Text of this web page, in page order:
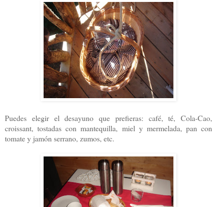
Puedes elegir el desayuno que prefieras: café, té, Cola-Cao,
croissant, tostadas con mantequilla, miel y mermelada, pan con
tomate y jamón serrano, zumos, etc.